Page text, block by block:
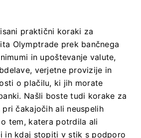
praktični koraki za
Olymptrade prek bančnega
in upoštevanje valute,
verjetne provizije in
o plačilu, ki jih morate
Našli boste tudi korake za
čakajočih ali neuspelih
tem, katera potrdila ali
in kdaj stopiti v stik s podporo